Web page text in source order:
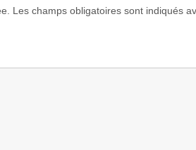
Les champs obligatoires sont indiqués